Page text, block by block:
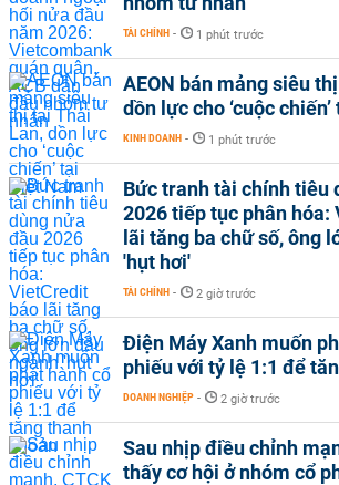
TÀI CHÍNH - 1 phút trước
AEON bán mảng siêu
dồn lực cho ‘cuộc
KINH DOANH - 1 phút trước
Bức tranh tài chính tiêu
2026 tiếp tục phân hóa:
lãi tăng ba chữ số, ông
'hụt hơi'
TÀI CHÍNH - 2 giờ trước
Điện Máy Xanh muốn
phiếu với tỷ lệ 1:1 để
DOANH NGHIỆP - 2 giờ trước
Sau nhịp điều chỉnh
thấy cơ hội ở nhóm cổ